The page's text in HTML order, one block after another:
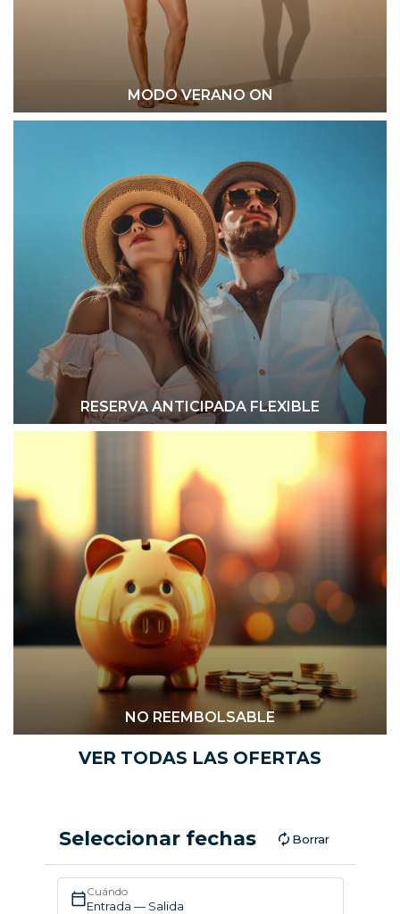
MODO VERANO ON
RESERVA ANTICIPADA FLEXIBLE
NO REEMBOLSABLE
VER TODAS LAS OFERTAS
Seleccionar fechas Borrar
Cuándo
Entrada — Salida